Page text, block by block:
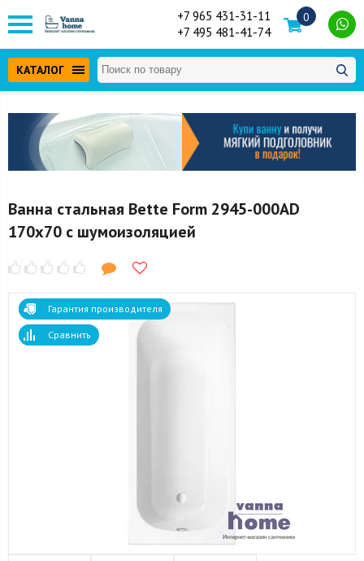
+7 965 431-31-11
+7 495 481-41-74
0
КАТАЛОГ
Ванна стальная Bette Form 2945-000AD
170x70 с шумоизоляцией
Гарантия производителя
Сравнить